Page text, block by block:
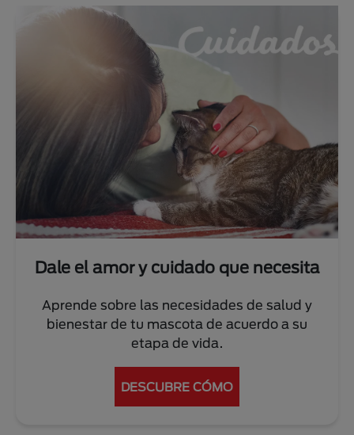
necesita
salud y
a su
Nutrición adecuada,
Descubre qué alimento darle para
saludable de acuerdo con su
tamaño y edad.
CONOCE MÁS